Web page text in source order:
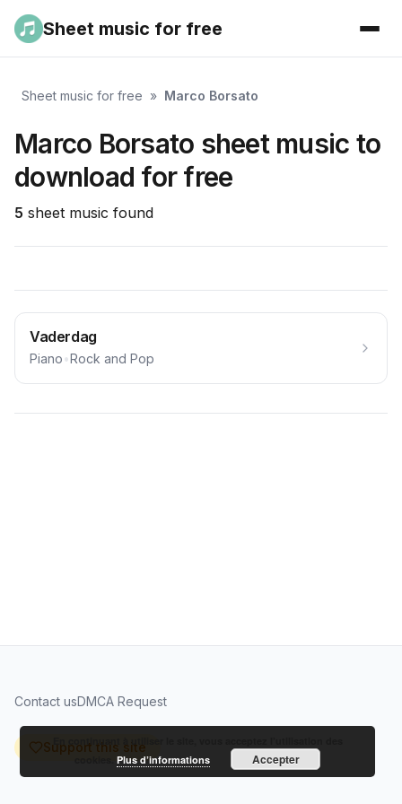
Sheet music for free
Sheet music for free » Marco Borsato
Marco Borsato sheet music to
download for free
5 sheet music found
Vaderdag
Piano•Rock and Pop
Contact usDMCA Request
Support this site
En continuant à utiliser le site, vous acceptez l’utilisation des
cookies.Plus d’informations Accepter